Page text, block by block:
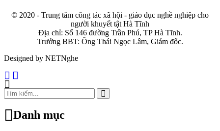
© 2020 - Trung tâm công tác xã hội - giáo dục nghề nghiệp cho
người khuyết tật Hà Tĩnh
Địa chỉ: Số 146 đường Trần Phú, TP Hà Tĩnh.
Trưởng BBT: Ông Thái Ngọc Lâm, Giám đốc.
Designed by NETNghe
Danh mục